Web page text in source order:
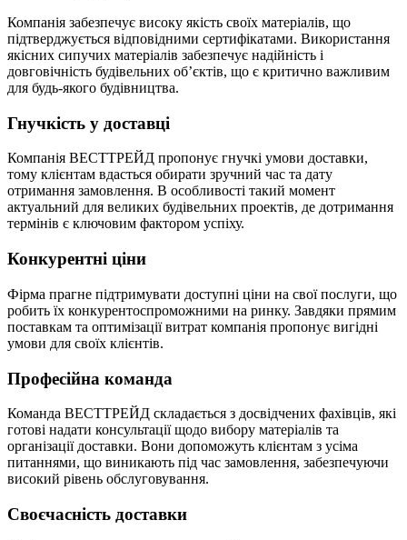
Компанія забезпечує високу якість своїх матеріалів, що
підтверджується відповідними сертифікатами. Використання
якісних сипучих матеріалів забезпечує надійність і
довговічність будівельних об’єктів, що є критично важливим
для будь-якого будівництва.
Гнучкість у доставці
Компанія ВЕСТТРЕЙД пропонує гнучкі умови доставки,
тому клієнтам вдасться обирати зручний час та дату
отримання замовлення. В особливості такий момент
актуальний для великих будівельних проектів, де дотримання
термінів є ключовим фактором успіху.
Конкурентні ціни
Фірма прагне підтримувати доступні ціни на свої послуги, що
робить їх конкурентоспроможними на ринку. Завдяки прямим
поставкам та оптимізації витрат компанія пропонує вигідні
умови для своїх клієнтів.
Професійна команда
Команда ВЕСТТРЕЙД складається з досвідчених фахівців, які
готові надати консультації щодо вибору матеріалів та
організації доставки. Вони допоможуть клієнтам з усіма
питаннями, що виникають під час замовлення, забезпечуючи
високий рівень обслуговування.
Своєчасність доставки